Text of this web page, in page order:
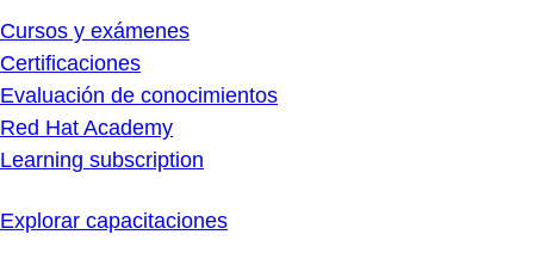
Cursos y exámenes
Certificaciones
Evaluación de conocimientos
Red Hat Academy
Learning subscription
Explorar capacitaciones